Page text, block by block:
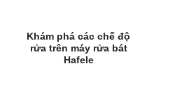
Khám phá các chế độ
rửa trên máy rửa bát
Hafele